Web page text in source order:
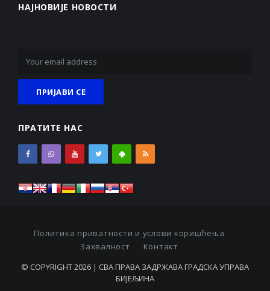
НАЈНОВИЈЕ НОВОСТИ
ПРАТИТЕ НАС
Политика приватности и услови коришћења
Захвалност
Контакт
© COPYRIGHT 2026 | СВА ПРАВА ЗАДРЖАВА ГРАДСКА УПРАВА
БИЈЕЉИНА